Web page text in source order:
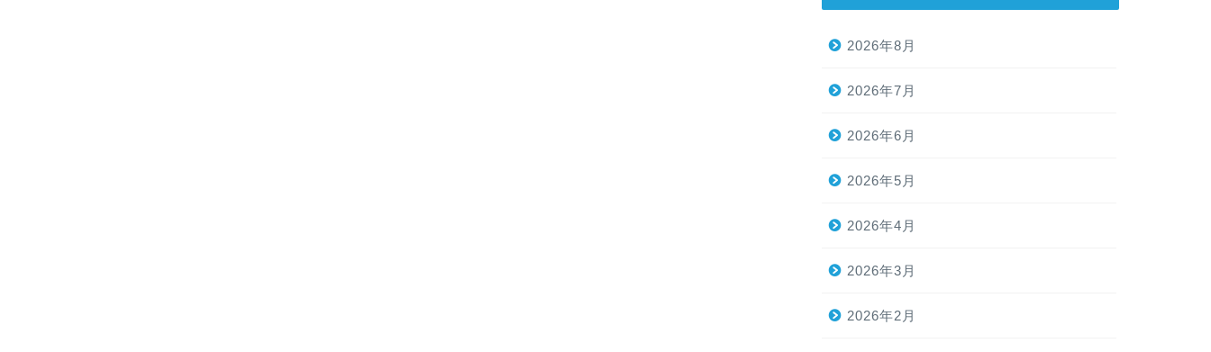
2026年8月
2026年7月
2026年6月
2026年5月
2026年4月
2026年3月
2026年2月